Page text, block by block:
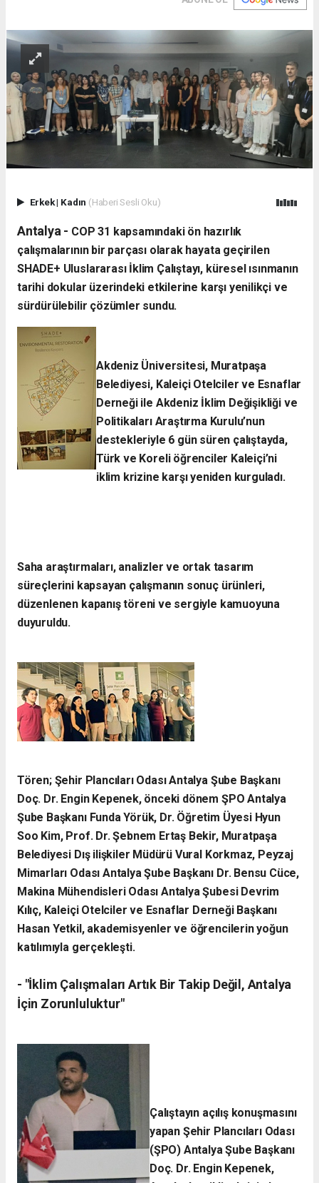
Erkek| Kadın (Haberi Sesli Oku)
Antalya - ​COP 31 kapsamındaki ön hazırlık
çalışmalarının bir parçası olarak hayata geçirilen
SHADE+ Uluslararası İklim Çalıştayı, küresel ısınmanın
tarihi dokular üzerindeki etkilerine karşı yenilikçi ve
sürdürülebilir çözümler sundu.
Akdeniz Üniversitesi, Muratpaşa
Belediyesi, Kaleiçi Otelciler ve Esnaflar
Derneği ile Akdeniz İklim Değişikliği ve
Politikaları Araştırma Kurulu’nun
destekleriyle 6 gün süren çalıştayda,
Türk ve Koreli öğrenciler Kaleiçi’ni
iklim krizine karşı yeniden kurguladı.​
Saha araştırmaları, analizler ve ortak tasarım
süreçlerini kapsayan çalışmanın sonuç ürünleri,
düzenlenen kapanış töreni ve sergiyle kamuoyuna
duyuruldu.
Tören; Şehir Plancıları Odası Antalya Şube Başkanı
Doç. Dr. Engin Kepenek, önceki dönem ŞPO Antalya
Şube Başkanı Funda Yörük, Dr. Öğretim Üyesi Hyun
Soo Kim, Prof. Dr. Şebnem Ertaş Bekir, Muratpaşa
Belediyesi Dış ilişkiler Müdürü Vural Korkmaz, Peyzaj
Mimarları Odası Antalya Şube Başkanı Dr. Bensu Cüce,
Makina Mühendisleri Odası Antalya Şubesi Devrim
Kılıç, Kaleiçi Otelciler ve Esnaflar Derneği Başkanı
Hasan Yetkil, akademisyenler ve öğrencilerin yoğun
katılımıyla gerçekleşti.
- ​"İklim Çalışmaları Artık Bir Takip Değil, Antalya
İçin Zorunluluktur"
Çalıştayın açılış konuşmasını
yapan Şehir Plancıları Odası
(ŞPO) Antalya Şube Başkanı
Doç. Dr. Engin Kepenek,